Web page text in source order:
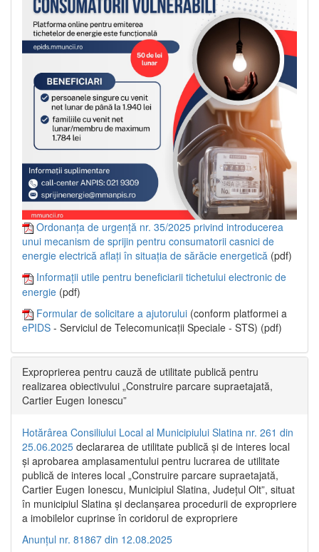
Ordonanța de urgență nr. 35/2025 privind introducerea
unui mecanism de sprijin pentru consumatorii casnici de
energie electrică aflați în situația de sărăcie energetică (pdf)
Informații utile pentru beneficiarii tichetului electronic de
energie (pdf)
Formular de solicitare a ajutorului (conform platformei a
ePIDS - Serviciul de Telecomunicații Speciale - STS) (pdf)
Exproprierea pentru cauză de utilitate publică pentru
realizarea obiectivului „Construire parcare supraetajată,
Cartier Eugen Ionescu”
Hotărârea Consiliului Local al Municipiului Slatina nr. 261 din
25.06.2025 declararea de utilitate publică și de interes local
și aprobarea amplasamentului pentru lucrarea de utilitate
publică de interes local „Construire parcare supraetajată,
Cartier Eugen Ionescu, Municipiul Slatina, Județul Olt”, situat
în municipiul Slatina și declanșarea procedurii de expropriere
a imobilelor cuprinse în coridorul de expropriere
Anunțul nr. 81867 din 12.08.2025